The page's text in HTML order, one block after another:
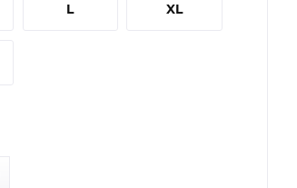
L XL